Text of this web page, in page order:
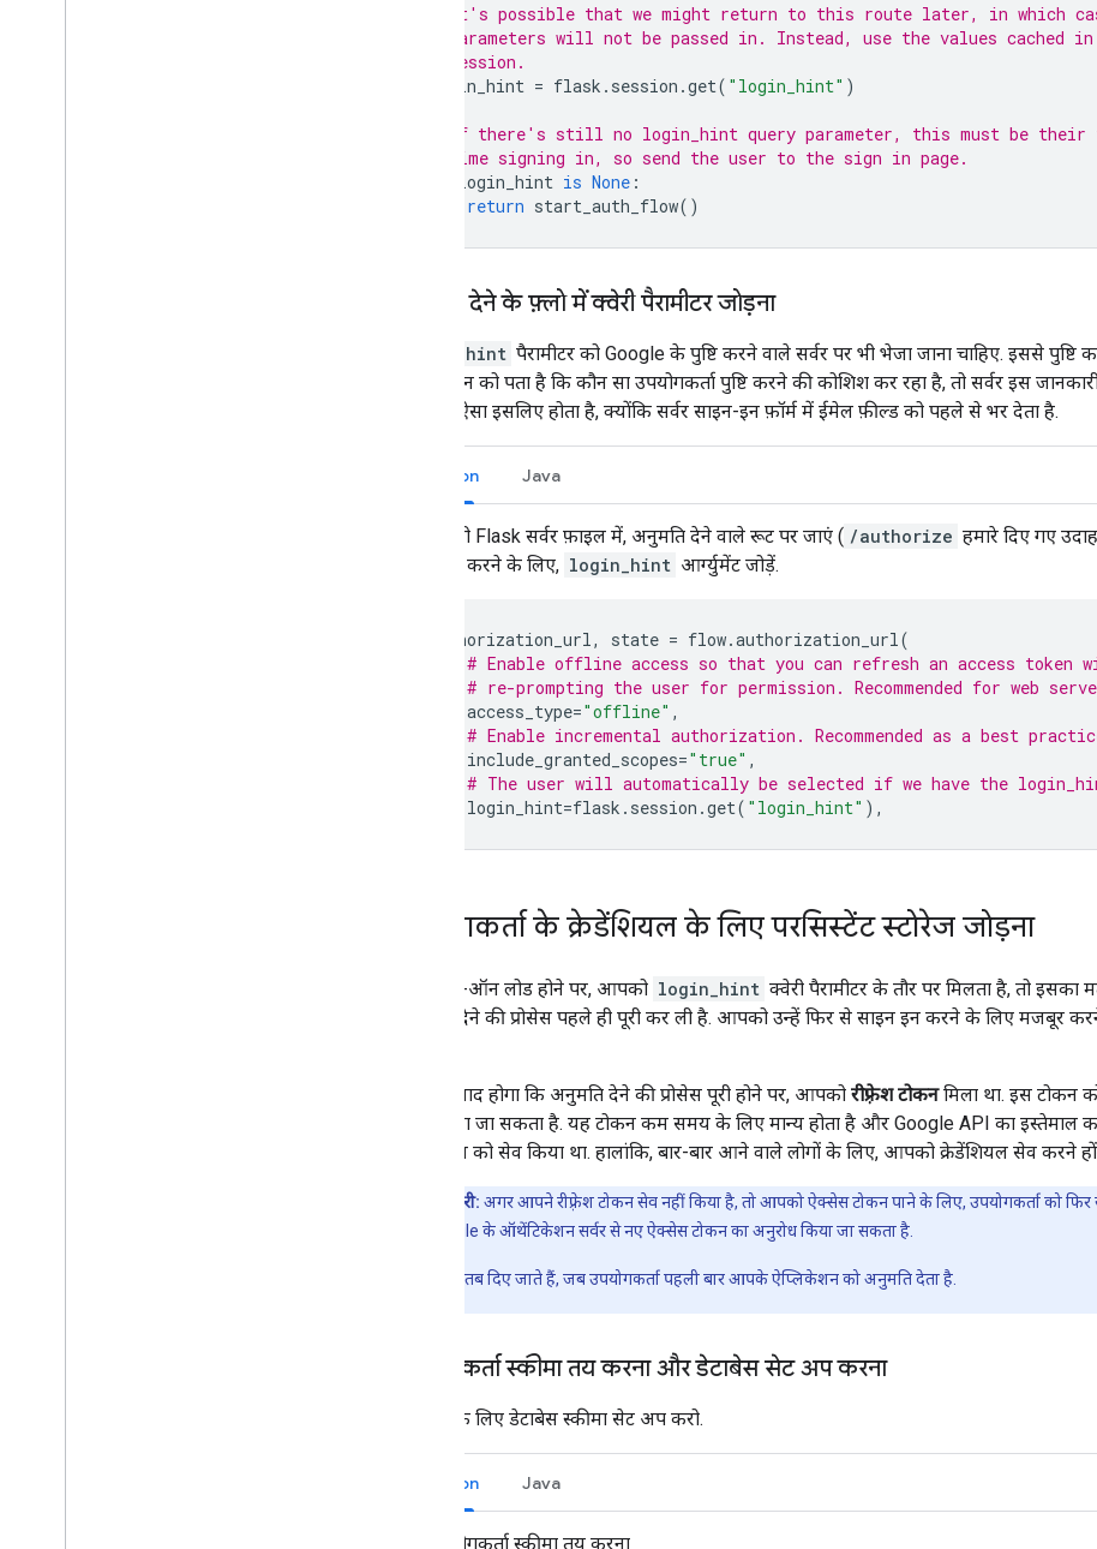
# It's possible that we might return to this route later, in which
# parameters will not be passed in. Instead, use the values cached
# session.
login_hint = flask . session .get( "login_hint" )
# If there's still no login_hint query parameter, this must be
# time signing in, so send the user to the sign in page.
login_hint is None :
return start_auth_flow()
अनुमति देने के फ़्लो में क्वेरी पैरामीटर जोड़ना
login_hint पैरामीटर को Google के पुष्टि करने वाले सर्वर पर भी भेजा जाना चाहिए. इससे
ऐप्लिकेशन को पता है कि कौन सा उपयोगकर्ता पुष्टि करने की कोशिश कर रहा है, तो सर्वर इस
जाता है. ऐसा इसलिए होता है, क्योंकि सर्वर साइन-इन फ़ॉर्म में ईमेल फ़ील्ड को पहले से भर देता है.
Python Java
अपनी Flask सर्वर फ़ाइल में, अनुमति देने वाले रूट पर जाएं ( /authorize हमारे दिए गए
कॉल करने के लिए, login_hint आर्ग्युमेंट जोड़ें.
authorization_url, state = flow.authorization_url(
# Enable offline access so that you can refresh an access token
# re-prompting the user for permission. Recommended for web
access_type="offline" ,
# Enable incremental authorization. Recommended as a best
include_granted_scopes="true" ,
# The user will automatically be selected if we have the
login_hint=flask . session .get( "login_hint" ),
उपयोगकर्ता के क्रेडेंशियल के लिए परसिस्टेंट स्टोरेज जोड़ना
अगर ऐड-ऑन लोड होने पर, आपको login_hint क्वेरी पैरामीटर के तौर पर मिलता है, तो
अनुमति देने की प्रोसेस पहले ही पूरी कर ली है. आपको उन्हें फिर से साइन इन करने के लिए मजबूर
आपको याद होगा कि अनुमति देने की प्रोसेस पूरी होने पर, आपको रीफ़्रेश टोकनमिला था. इस टोकन
लिए किया जा सकता है. यह टोकन कम समय के लिए मान्य होता है और Google API का
क्रेडेंशियल को सेव किया था. हालांकि, बार-बार आने वाले लोगों के लिए, आपको क्रेडेंशियल सेव करने
अहम जानकारी: अगर आपने रीफ़्रेश टोकन सेव नहीं किया है, तो आपको ऐक्सेस टोकन पाने के लिए, उपयोगकर्ता को
टोकन है, तो Google के ऑथेंटिकेशन सर्वर से नए ऐक्सेस टोकन का अनुरोध किया जा सकता है.
रीफ़्रेश टोकन सिर्फ़ तब दिए जाते हैं, जब उपयोगकर्ता पहली बार आपके ऐप्लिकेशन को अनुमति देता है.
उपयोगकर्ता स्कीमा तय करना और डेटाबेस सेट अप करना
के लिए डेटाबेस स्कीमा सेट अप करो.
Python Java
उपयोगकर्ता स्कीमा तय करना